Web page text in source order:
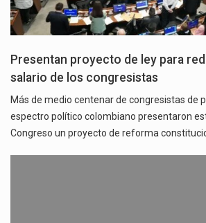
Presentan proyecto de ley para
salario de los congresistas
Más de medio centenar de congresistas de
espectro político colombiano presentaron
Congreso un proyecto de reforma